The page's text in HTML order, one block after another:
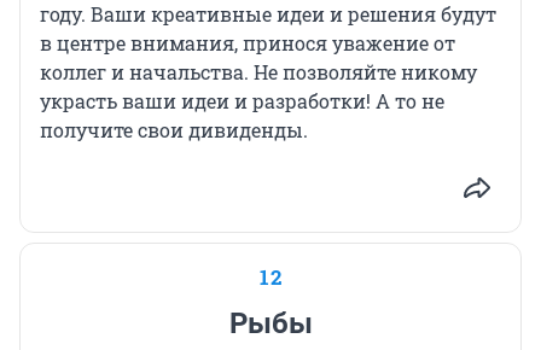
году. Ваши креативные идеи и решения будут
в центре внимания, принося уважение от
коллег и начальства. Не позволяйте никому
украсть ваши идеи и разработки! А то не
получите свои дивиденды.
12
Рыбы